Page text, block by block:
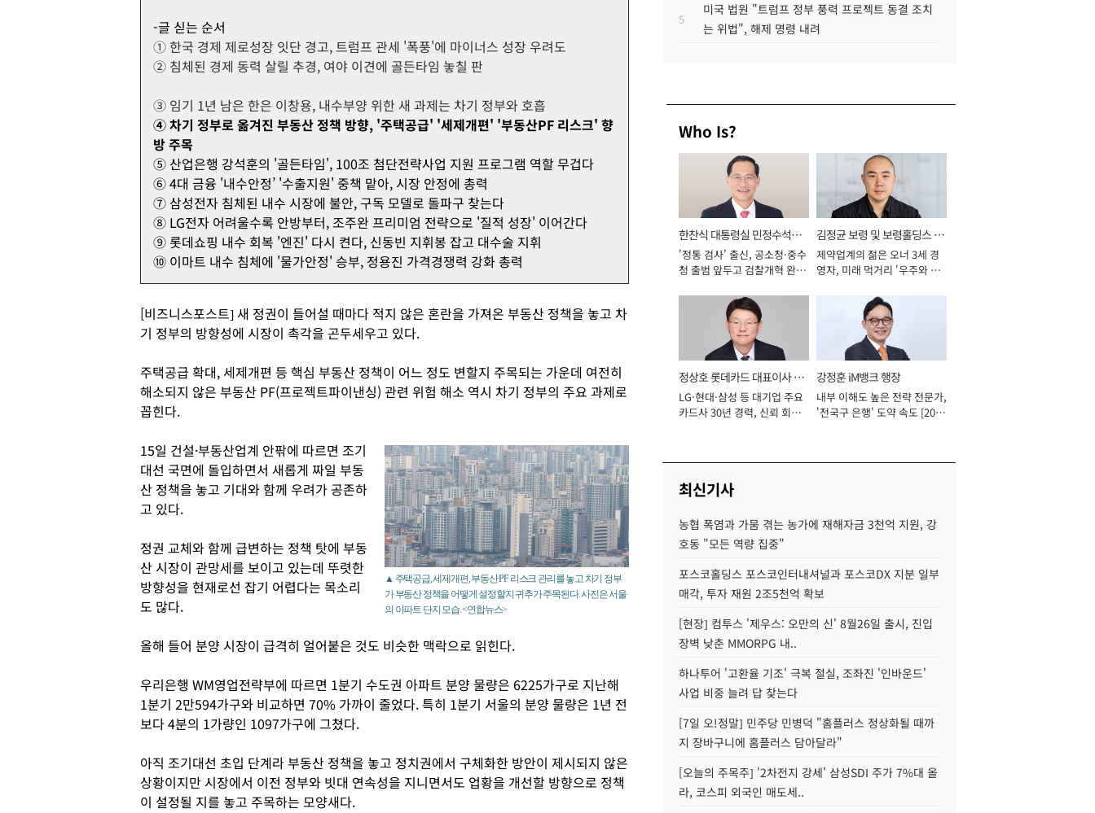
-글 싣는 순서
① 한국 경제 제로성장 잇단 경고, 트럼프 관세 '폭풍'에 마이너스 성장 우려도
② 침체된 경제 동력 살릴 추경, 여야 이견에 골든타임 놓칠 판
③ 임기 1년 남은 한은 이창용, 내수부양 위한 새 과제는 차기 정부와 호흡
④ 차기 정부로 옮겨진 부동산 정책 방향, '주택공급' '세제개편' '부동산PF 리스크' 향
방 주목
⑤ 산업은행 강석훈의 '골든타임', 100조 첨단전략사업 지원 프로그램 역할 무겁다
⑥ 4대 금융 '내수안정’ '수출지원' 중책 맡아, 시장 안정에 총력
⑦ 삼성전자 침체된 내수 시장에 불안, 구독 모델로 돌파구 찾는다
⑧ LG전자 어려울수록 안방부터, 조주완 프리미엄 전략으로 '질적 성장' 이어간다
⑨ 롯데쇼핑 내수 회복 '엔진' 다시 켠다, 신동빈 지휘봉 잡고 대수술 지휘
⑩ 이마트 내수 침체에 '물가안정' 승부, 정용진 가격경쟁력 강화 총력
[비즈니스포스트] 새 정권이 들어설 때마다 적지 않은 혼란을 가져온 부동산 정책을 놓고 차
기 정부의 방향성에 시장이 촉각을 곤두세우고 있다.
주택공급 확대, 세제개편 등 핵심 부동산 정책이 어느 정도 변할지 주목되는 가운데 여전히
해소되지 않은 부동산 PF(프로젝트파이낸싱) 관련 위험 해소 역시 차기 정부의 주요 과제로
꼽힌다.
▲ 주택공급, 세제개편, 부동산 PF 리스크 관리를 놓고 차기 정부
가 부동산 정책을 어떻게 설정할지 귀추가 주목된다. 사진은 서울
의 아파트 단지 모습. <연합뉴스>
15일 건설·부동산업계 안팎에 따르면 조기
대선 국면에 돌입하면서 새롭게 짜일 부동
산 정책을 놓고 기대와 함께 우려가 공존하
고 있다.
정권 교체와 함께 급변하는 정책 탓에 부동
산 시장이 관망세를 보이고 있는데 뚜렷한
방향성을 현재로선 잡기 어렵다는 목소리
도 많다.
올해 들어 분양 시장이 급격히 얼어붙은 것도 비슷한 맥락으로 읽힌다.
우리은행 WM영업전략부에 따르면 1분기 수도권 아파트 분양 물량은 6225가구로 지난해
1분기 2만594가구와 비교하면 70% 가까이 줄었다. 특히 1분기 서울의 분양 물량은 1년 전
보다 4분의 1가량인 1097가구에 그쳤다.
아직 조기대선 초입 단계라 부동산 정책을 놓고 정치권에서 구체화한 방안이 제시되지 않은
상황이지만 시장에서 이전 정부와 빗대 연속성을 지니면서도 업황을 개선할 방향으로 정책
이 설정될 지를 놓고 주목하는 모양새다.
5
미국 법원 "트럼프 정부 풍력 프로젝트 동결 조치
는 위법", 해제 명령 내려
Who Is?
한찬식 대통령실 민정수석비
서관
'정통 검사' 출신, 공소청·중수
청 출범 앞두고 검찰개혁 완수
김정균 보령 및 보령홀딩스 대
표이사 사장
제약업계의 젊은 오너 3세 경
영자, 미래 먹거리 '우주와 헬
정상호 롯데카드 대표이사 사
장
LG·현대·삼성 등 대기업 주요
카드사 30년 경력, 신뢰 회복
강정훈 iM뱅크 행장
내부 이해도 높은 전략 전문가,
'전국구 은행' 도약 속도 [2026
최신기사
농협 폭염과 가뭄 겪는 농가에 재해자금 3천억 지원, 강
호동 "모든 역량 집중"
포스코홀딩스 포스코인터내셔널과 포스코DX 지분 일부
매각, 투자 재원 2조5천억 확보
[현장] 컴투스 '제우스: 오만의 신' 8월26일 출시, 진입
장벽 낮춘 MMORPG 내..
하나투어 '고환율 기조' 극복 절실, 조좌진 '인바운드'
사업 비중 늘려 답 찾는다
[7일 오!정말] 민주당 민병덕 "홈플러스 정상화될 때까
지 장바구니에 홈플러스 담아달라"
[오늘의 주목주] '2차전지 강세' 삼성SDI 주가 7%대 올
라, 코스피 외국인 매도세..